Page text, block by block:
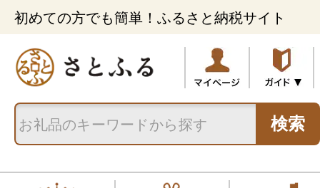
初めての方でも簡単！ふるさと納税サイト
検索